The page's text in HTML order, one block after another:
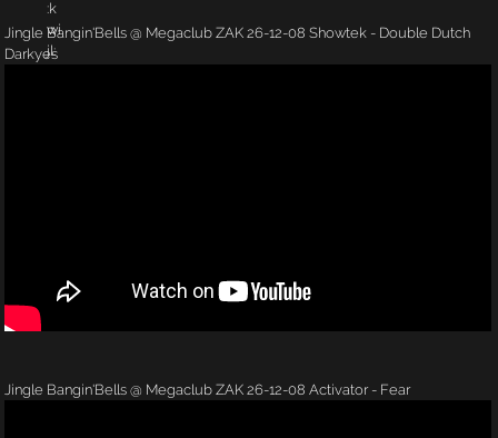
Jingle Bangin'Bells @ Megaclub ZAK 26-12-08 Showtek - Double Dutch
Darkyes
Jingle Bangin'Bells @ Megaclub ZAK 26-12-08 Activator - Fear